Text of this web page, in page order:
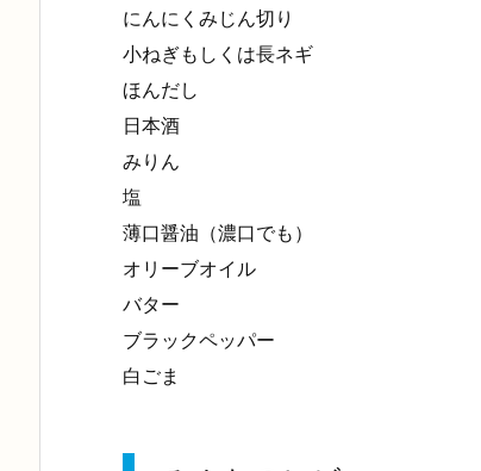
にんにくみじん切り
小ねぎもしくは長ネギ
ほんだし
日本酒
みりん
塩
薄口醤油（濃口でも）
オリーブオイル
バター
ブラックペッパー
白ごま